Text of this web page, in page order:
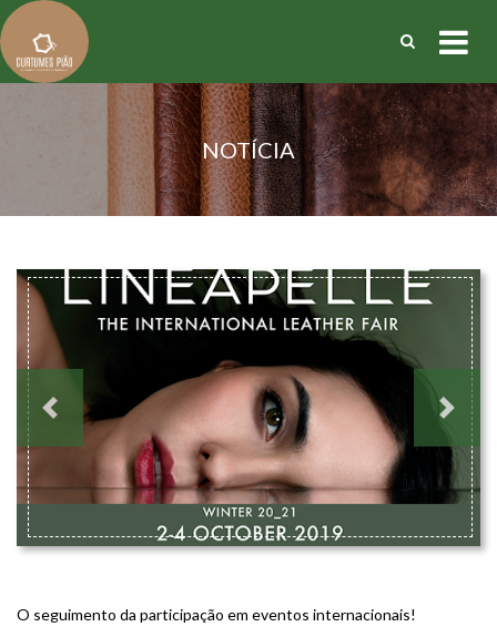
NOTÍCIA
Previous Next
O seguimento da participação em eventos internacionais!